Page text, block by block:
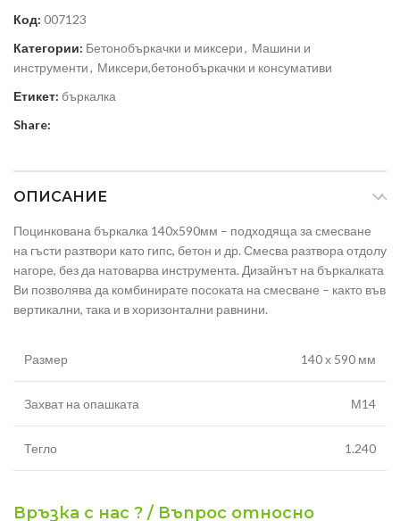
Код: 007123
Категории: Бетонобъркачки и миксери, Машини и
инструменти, Миксери,бетонобъркачки и консумативи
Етикет: бъркалка
Share:
ОПИСАНИЕ
Поцинкована бъркалка 140х590мм – подходяща за смесване
на гъсти разтвори като гипс, бетон и др. Смесва разтвора отдолу
нагоре, без да натоварва инструмента. Дизайнът на бъркалката
Ви позволява да комбинирате посоката на смесване – както във
вертикални, така и в хоризонтални равнини.
Размер 140 х 590 мм
Захват на опашката М14
Тегло 1.240
Връзка с нас ? / Въпрос относно